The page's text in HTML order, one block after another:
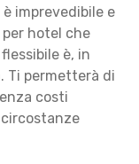
imprevedibile e
per hotel che
è, in
Ti permetterà di
costi